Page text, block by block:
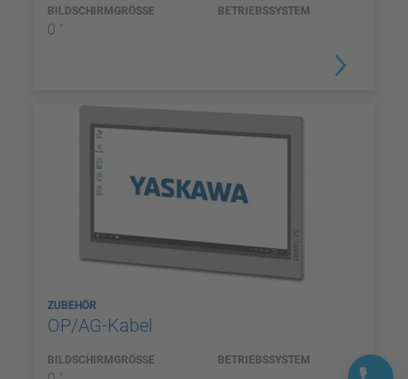
BILDSCHIRMGRÖSSE
0 "
BETRIEBSSYSTEM
ZUBEHÖR
OP/AG-Kabel
BILDSCHIRMGRÖSSE BETRIEBSSYSTEM